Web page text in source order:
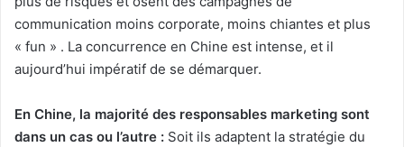
communication moins corporate, moins chiantes et plus
« fun » . La concurrence en Chine est intense, et il
aujourd’hui impératif de se démarquer.
En Chine, la majorité des responsables marketing sont
dans un cas ou l’autre : Soit ils adaptent la stratégie du